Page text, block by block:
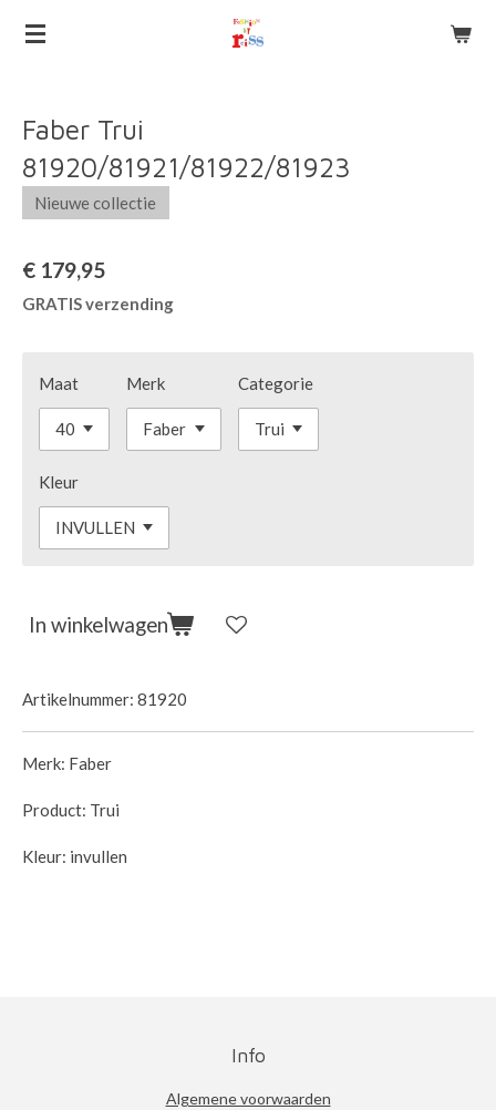
Ga
hoofdinhoud
Faber Trui
81920/81921/81922/81923
Nieuwe collectie
€ 179,95
GRATIS verzending
Maat Merk Categorie
Kleur
In winkelwagen
Artikelnummer: 81920
Merk: Faber
Product: Trui
Kleur: invullen
Info
Algemene voorwaarden